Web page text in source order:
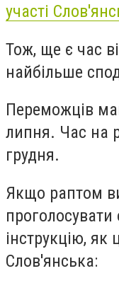
участі
Тож, ще є час
найбільше
Переможців
липня. Час на
грудня.
Якщо раптом
інструкцію, як
Слов'янська: